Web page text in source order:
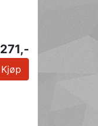
271,-
Kjøp